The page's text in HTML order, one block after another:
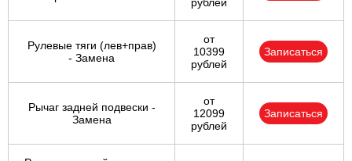
рублей
Рулевые тяги (лев+прав)
- Замена
от
10399
рублей
Записаться
Рычаг задней подвески -
Замена
от
12099
рублей
Записаться